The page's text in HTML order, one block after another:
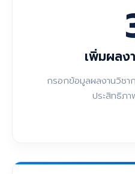
เพิ่มผลง
กรอกข้อมูลผลงานวิชา
ประสิทธิภ